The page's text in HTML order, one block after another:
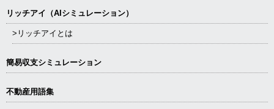
リッチアイ（AIシミュレーション）
>リッチアイとは
簡易収支シミュレーション
不動産用語集